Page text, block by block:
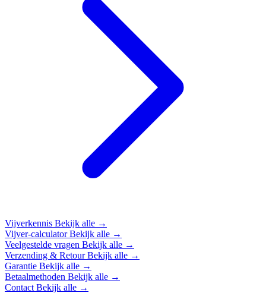
Vijverkennis Bekijk alle →
Vijver-calculatorBekijk alle →
Veelgestelde vragen Bekijk alle →
Verzending & RetourBekijk alle →
Garantie Bekijk alle →
Betaalmethoden Bekijk alle →
Contact Bekijk alle →